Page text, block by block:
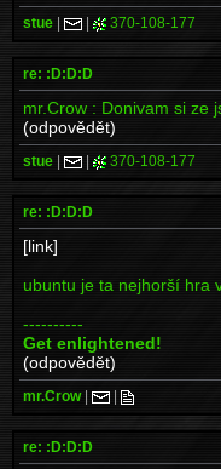
stue | | 370-108-177
re: :D:D:D
mr.Crow : Donivam si ze
(odpovědět)
stue | | 370-108-177
re: :D:D:D
[link]
ubuntu je ta nejhorší hra
----------
Get enlightened!
(odpovědět)
mr.Crow| |
re: :D:D:D